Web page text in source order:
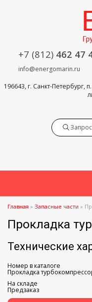
+7 (812) 462 47
info@energomarin.ru
196643, г. Санкт-Петербург,
Главная » Запасные части »
Прокладка
Технические
Номер в каталоге
Прокладка
На складе
Предзаказ